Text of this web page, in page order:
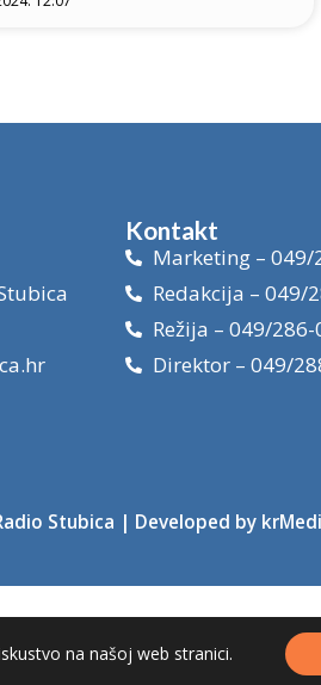
Kontakt
Marketing – 049/
Redakcija – 049/
Režija – 049/286-
Direktor – 049/
Stubica | Developed by
na našoj web stranici.